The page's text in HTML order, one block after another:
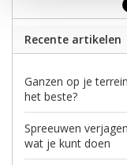
Recente artikelen
Ganzen op je
het beste?
Spreeuwen
wat je kunt doen